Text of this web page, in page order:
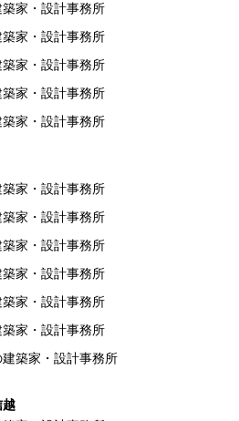
家・設計事務所
家・設計事務所
家・設計事務所
家・設計事務所
家・設計事務所
家・設計事務所
家・設計事務所
家・設計事務所
家・設計事務所
家・設計事務所
家・設計事務所
築家・設計事務所
越